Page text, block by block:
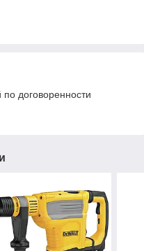
договоренности